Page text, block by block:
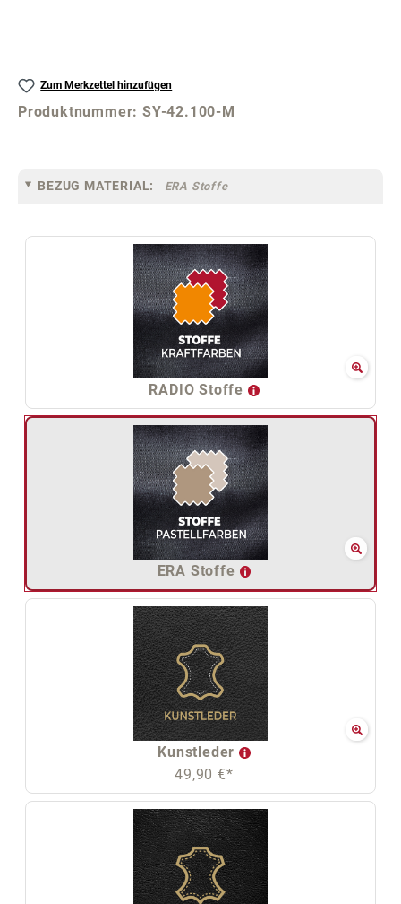
Zum Merkzettel hinzufügen
Produktnummer:SY-42.100-M
BEZUG MATERIAL: ERA Stoffe
RADIO Stoffe
ERA Stoffe
Kunstleder
49,90 €*